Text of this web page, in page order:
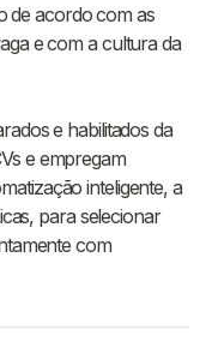
de acordo com as
e com a cultura da
e habilitados da
e empregam
inteligente, a
para selecionar
com